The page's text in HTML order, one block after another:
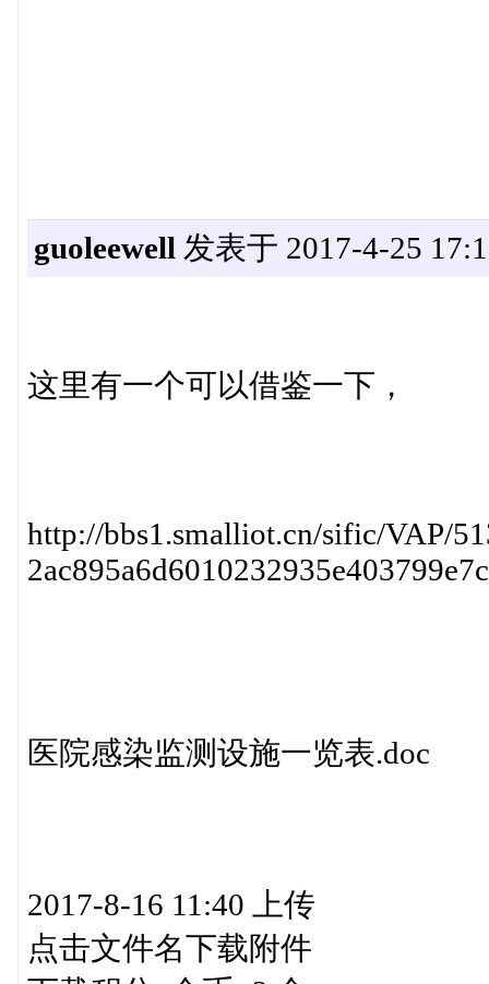
guoleewell 发表于 2017-4-25
这里有一个可以借鉴一下，
http://bbs1.smalliot.cn/sific/VAP/
医院感染监测设施一览表.doc
2017-8-16 11:40 上传
点击文件名下载附件